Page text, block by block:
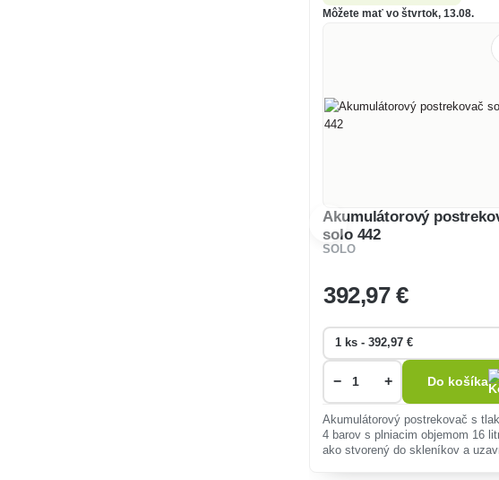
Môžete mať vo štvrtok, 13.08.
Akumulátorový
solo 442
SOLO
392,97 €
− + Do košíka
Akumulátorový postrekovač s
4 barov s plniacim objemom 16 litrov. Je
ako stvorený do skleníkov a